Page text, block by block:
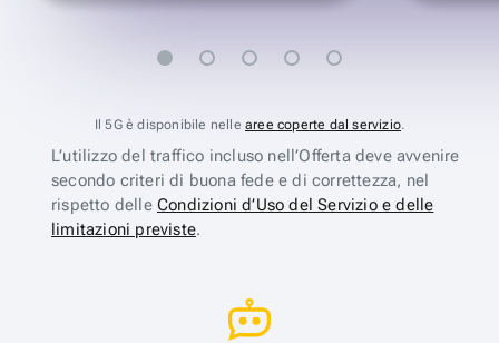
Il 5G è disponibile nelle aree coperte dal servizio.
L’utilizzo del traffico incluso nell’Offerta deve avvenire
secondo criteri di buona fede e di correttezza, nel
rispetto delle Condizioni d’Uso del Servizio e delle
limitazioni previste.